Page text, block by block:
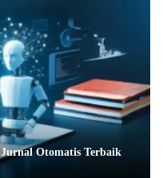
Otomatis Terbaik